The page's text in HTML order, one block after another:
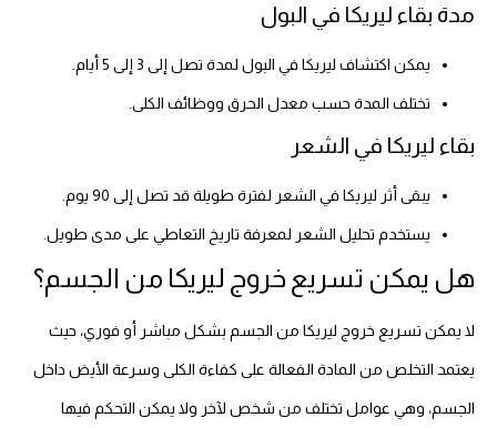
مدة بقاء ليريكا في البول
يمكن اكتشاف ليريكا في البول لمدة تصل إلى 3 إلى 5 أيام.
تختلف المدة حسب معدل الحرق ووظائف الكلى.
بقاء ليريكا في الشعر
يبقى أثر ليريكا في الشعر لفترة طويلة قد تصل إلى 90 يوم.
يستخدم تحليل الشعر لمعرفة تاريخ التعاطي على مدى طويل.
هل يمكن تسريع خروج ليريكا من الجسم؟
لا يمكن تسريع خروج ليريكا من الجسم بشكل مباشر أو فوري، حيث
يعتمد التخلص من المادة الفعالة على كفاءة الكلى وسرعة الأيض داخل
الجسم، وهي عوامل تختلف من شخص لآخر ولا يمكن التحكم فيها